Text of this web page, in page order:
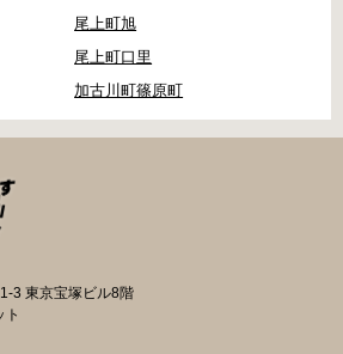
尾上町旭
尾上町口里
加古川町篠原町
3 東京宝塚ビル8階
ト